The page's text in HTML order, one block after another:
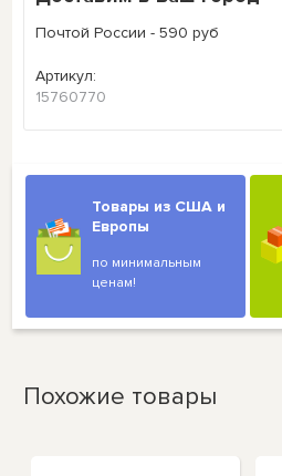
Почтой России - 590 руб
Артикул:
15760770
Товары из США и
Европы
по минимальным
ценам!
Похожие товары